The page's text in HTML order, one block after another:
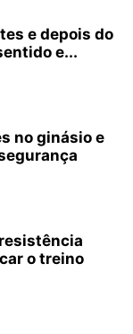
e depois do
e...
no ginásio e
o treino